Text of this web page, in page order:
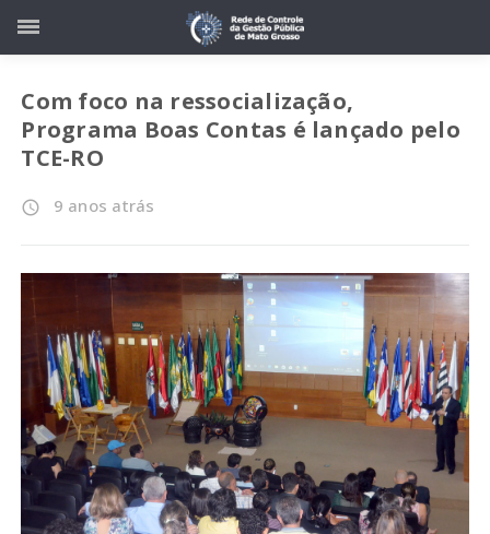
Com foco na ressocialização,
Programa Boas Contas é lançado pelo
TCE-RO
access_time 9 anos atrás